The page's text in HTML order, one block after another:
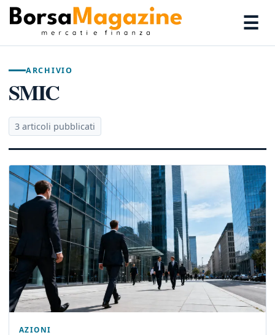
☰
ARCHIVIO
SMIC
3 articoli pubblicati
AZIONI